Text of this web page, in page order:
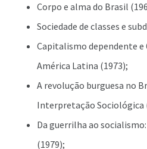
Corpo e alma do Brasil
Sociedade de classes e
Capitalismo dependente e
América Latina (1973);
A revolução burguesa no
Interpretação Sociológica
Da guerrilha ao
(1979);